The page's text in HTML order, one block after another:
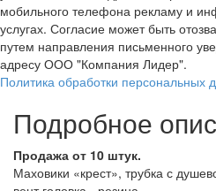
мобильного телефона рекламу и
услугах. Согласие может быть
путем направления письменного
адресу ООО "Компания Лидер".
Политика обработки персональных
Подробное
Продажа от 10 штук.
Маховики «крест», трубка с